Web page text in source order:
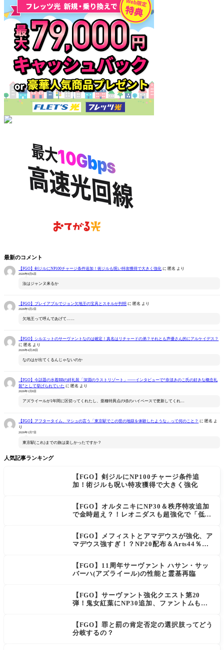
最新のコメント
【FGO】剣ジルにNP100チャージ条件追加！術ジルも呪い特攻獲得で大きく強化 に匿名 より
2026年8月6日
汝はジャンヌ来るか
【FGO】プレイアブルでジョン欠地王の宝具とスキルが判明 に 匿名 より
2026年5月2日
欠地王って呼んであげて……
【FGO】シルエットのサーヴァントなのは確定！真名はリチャードの弟？それとも声優さん的にアルケイデス？
に 匿名 より
2026年4月28日
なのはが出てくるんじゃないのか
【FGO】今話題の水着BBの絆礼装「深淵のラストリゾート」――インタビューで“奈須きのこ氏の好きな概念礼
装”として挙げられていた に 匿名 より
2026年1月8日
アズライールが1年間に区切ってくれたし、亜種特異点の頃のハイペースで更新してくれ…
【FGO】アフタータイム、マシュの言う「東京駅でこの世の地獄を体験したような」って何のこと？ に 匿名 よ
り
2026年1月7日
東京駅(これ)までの旅は楽しかったですか？
人気記事ランキング
【FGO】剣ジルにNP100チャージ条件追
加！術ジルも呪い特攻獲得で大きく強化
【FGO】オルタニキにNP30＆秩序特攻追加
で金時超え？！レオニダスも超強化で「低レ
【FGO】メフィストとアマデウスが強化、ア
マデウス強すぎ！？NP20配布＆Arts44％強
【FGO】11周年サーヴァント ハサン・サッ
バーハ(アズライール)の性能と霊基再臨
【FGO】サーヴァント強化クエスト第20
弾！鬼女紅葉にNP30追加、ファントムも大
【FGO】罪と罰の肯定否定の選択肢ってどう
分岐するの？